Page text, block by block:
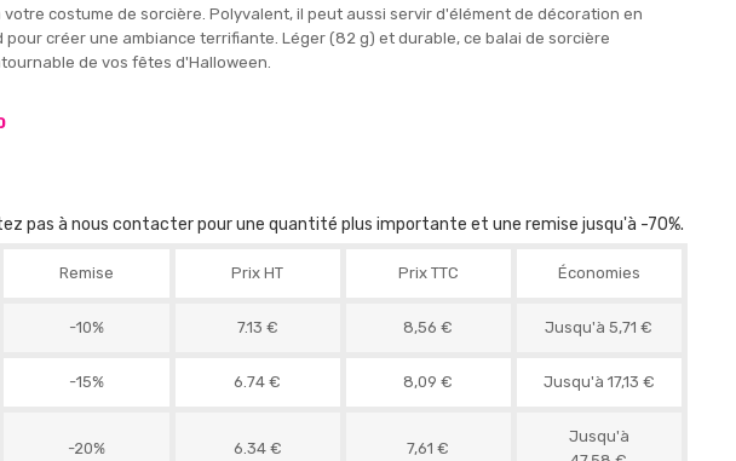
costume de sorcière. Polyvalent, il peut aussi servir d'élément de décoration en
créer une ambiance terrifiante. Léger (82 g) et durable, ce balai de sorcière
de vos fêtes d'Halloween.
pas à nous contacter pour une quantité plus importante et une remise jusqu'à -70%.
Remise Prix HT Prix TTC Économies
-10% 7.13 € 8,56 € Jusqu'à 5,71 €
-15% 6.74 € 8,09 € Jusqu'à 17,13 €
-20% 6.34 € 7,61 €
Jusqu'à